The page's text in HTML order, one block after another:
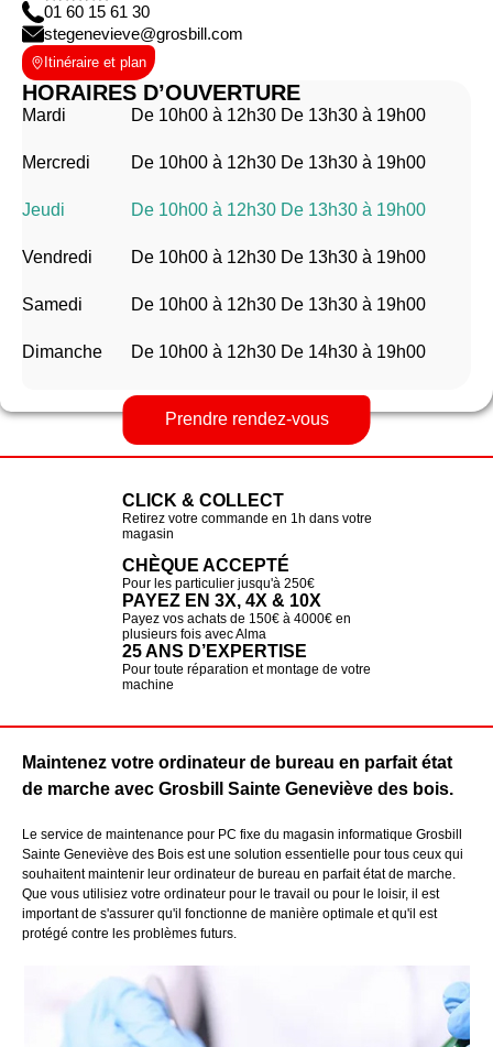
01 60 15 61 30
stegenevieve@grosbill.com
Itinéraire et plan
HORAIRES D’OUVERTURE
Mardi De 10h00 à 12h30 De 13h30 à 19h00
Mercredi De 10h00 à 12h30 De 13h30 à 19h00
Jeudi De 10h00 à 12h30 De 13h30 à 19h00
Vendredi De 10h00 à 12h30 De 13h30 à 19h00
Samedi De 10h00 à 12h30 De 13h30 à 19h00
Dimanche De 10h00 à 12h30 De 14h30 à 19h00
Prendre rendez-vous
CLICK & COLLECT
Retirez votre commande en 1h dans votre
magasin
CHÈQUE ACCEPTÉ
Pour les particulier jusqu'à 250€
PAYEZ EN 3X, 4X & 10X
Payez vos achats de 150€ à 4000€ en
plusieurs fois avec Alma
25 ANS D’EXPERTISE
Pour toute réparation et montage de votre
machine
Maintenez votre ordinateur de bureau en parfait état
de marche avec Grosbill Sainte Geneviève des bois.
Le service de maintenance pour PC fixe du magasin informatique Grosbill
Sainte Geneviève des Bois est une solution essentielle pour tous ceux qui
souhaitent maintenir leur ordinateur de bureau en parfait état de marche.
Que vous utilisiez votre ordinateur pour le travail ou pour le loisir, il est
important de s'assurer qu'il fonctionne de manière optimale et qu'il est
protégé contre les problèmes futurs.